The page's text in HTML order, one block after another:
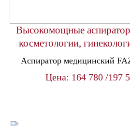
Высокомощные
косметологии,
Аспиратор медицинский
Цена: 164 780 /197